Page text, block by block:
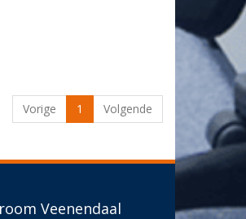
Vorige 1 Volgende
Veenendaal